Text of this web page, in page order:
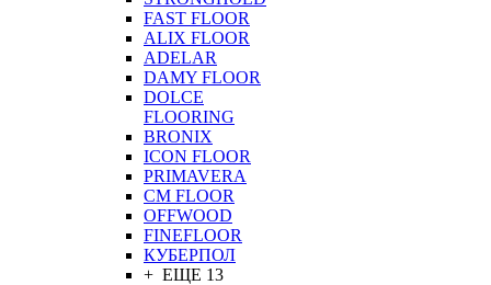
FAST FLOOR
ALIX FLOOR
ADELAR
DAMY FLOOR
DOLCE
FLOORING
BRONIX
ICON FLOOR
PRIMAVERA
CM FLOOR
OFFWOOD
FINEFLOOR
КУБЕРПОЛ
+ ЕЩЕ 13